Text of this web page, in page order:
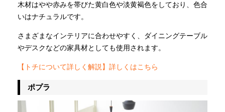
木材はやや赤みを帯びた黄白色や淡黄褐色をしており、色合
いはナチュラルです。
さまざまなインテリアに合わせやすく、ダイニングテーブル
やデスクなどの家具材としても使用されます。
【トチについて詳しく解説】詳しくはこちら
ポプラ